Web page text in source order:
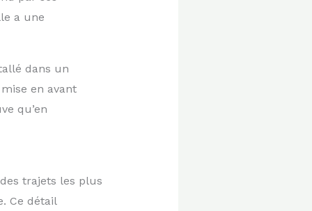
a une
dans un
en avant
qu’en
trajets les plus
Ce détail